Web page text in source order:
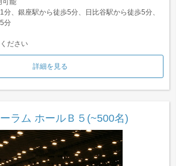
可能
分、銀座駅から徒歩5分、日比谷駅から徒歩5分、
分
ださい
詳細を見る
ラム ホールＢ５(~500名)